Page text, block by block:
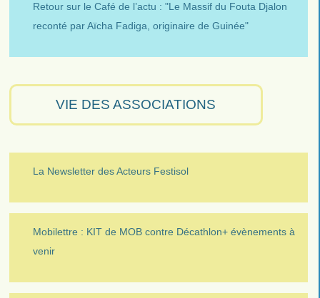
Retour sur le Café de l’actu : "Le Massif du Fouta Djalon
reconté par Aïcha Fadiga, originaire de Guinée"
VIE DES ASSOCIATIONS
La Newsletter des Acteurs Festisol
Mobilettre : KIT de MOB contre Décathlon+ évènements à
venir